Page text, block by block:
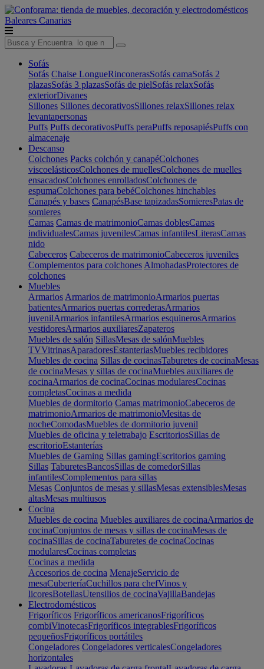
Baleares Canarias
Sofás
Sofás Chaise LongueRinconerasSofás camaSofás 2
plazasSofás 3 plazasSofás de pielSofás relaxSofás
exteriorDivanes
Sillones Sillones decorativosSillones relaxSillones relax
levantapersonas
Puffs Puffs decorativosPuffs peraPuffs reposapiésPuffs con
almacenaje
Descanso
Colchones Packs colchón y canapéColchones
viscoelásticosColchones de muellesColchones de muelles
ensacadosColchones enrolladosColchones de
espumaColchones para bebéColchones hinchables
Canapés y bases CanapésBase tapizadasSomieresPatas de
somieres
Camas Camas de matrimonioCamas doblesCamas
individualesCamas juvenilesCamas infantilesLiterasCamas
nido
Cabeceros Cabeceros de matrimonioCabeceros juveniles
Complementos para colchones AlmohadasProtectores de
colchones
Muebles
Armarios Armarios de matrimonioArmarios puertas
batientesArmarios puertas correderasArmarios
juvenilArmarios infantilesArmarios esquinerosArmarios
vestidoresArmarios auxiliaresZapateros
Muebles de salón SillasMesas de salónMuebles
TVVitrinasAparadoresEstanteriasMuebles recibidores
Muebles de cocina Sillas de cocinasTaburetes de cocinaMesas
de cocinaMesas y sillas de cocinaMuebles auxiliares de
cocinaArmarios de cocinaCocinas modularesCocinas
completasCocinas a medida
Muebles de dormitorio Camas matrimonioCabeceros de
matrimonioArmarios de matrimonioMesitas de
nocheComodasMuebles de dormitorio juvenil
Muebles de oficina y teletrabajo EscritoriosSillas de
escritorioEstanterías
Muebles de Gaming Sillas gamingEscritorios gaming
Sillas TaburetesBancosSillas de comedorSillas
infantilesComplementos para sillas
Mesas Conjuntos de mesas y sillasMesas extensiblesMesas
altasMesas multiusos
Cocina
Muebles de cocina Muebles auxiliares de cocinaArmarios de
cocinaConjuntos de mesas y sillas de cocinaMesas de
cocinaSillas de cocinaTaburetes de cocinaCocinas
modularesCocinas completas
Cocinas a medida
Accesorios de cocina MenajeServicio de
mesaCuberteríaCuchillos para chefVinos y
licoresBotellasUtensilios de cocinaVajillaBandejas
Electrodomésticos
Frigoríficos Frigoríficos americanosFrigoríficos
combiVinotecasFrigoríficos integrablesFrigoríficos
pequeñosFrigoríficos portátiles
Congeladores Congeladores verticalesCongeladores
horizontales